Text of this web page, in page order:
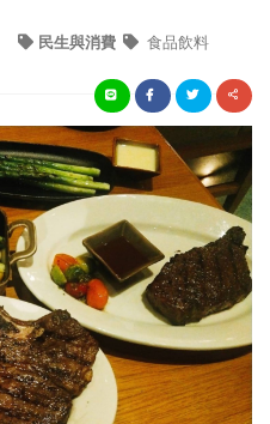
民生與消費 食品飲料